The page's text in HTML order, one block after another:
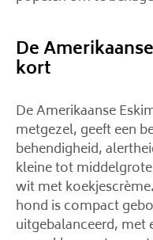
De
kort
De Amerikaanse
metgezel, geeft een
behendigheid,
kleine tot
wit met
hond is compact
uitgebalanceerd, met